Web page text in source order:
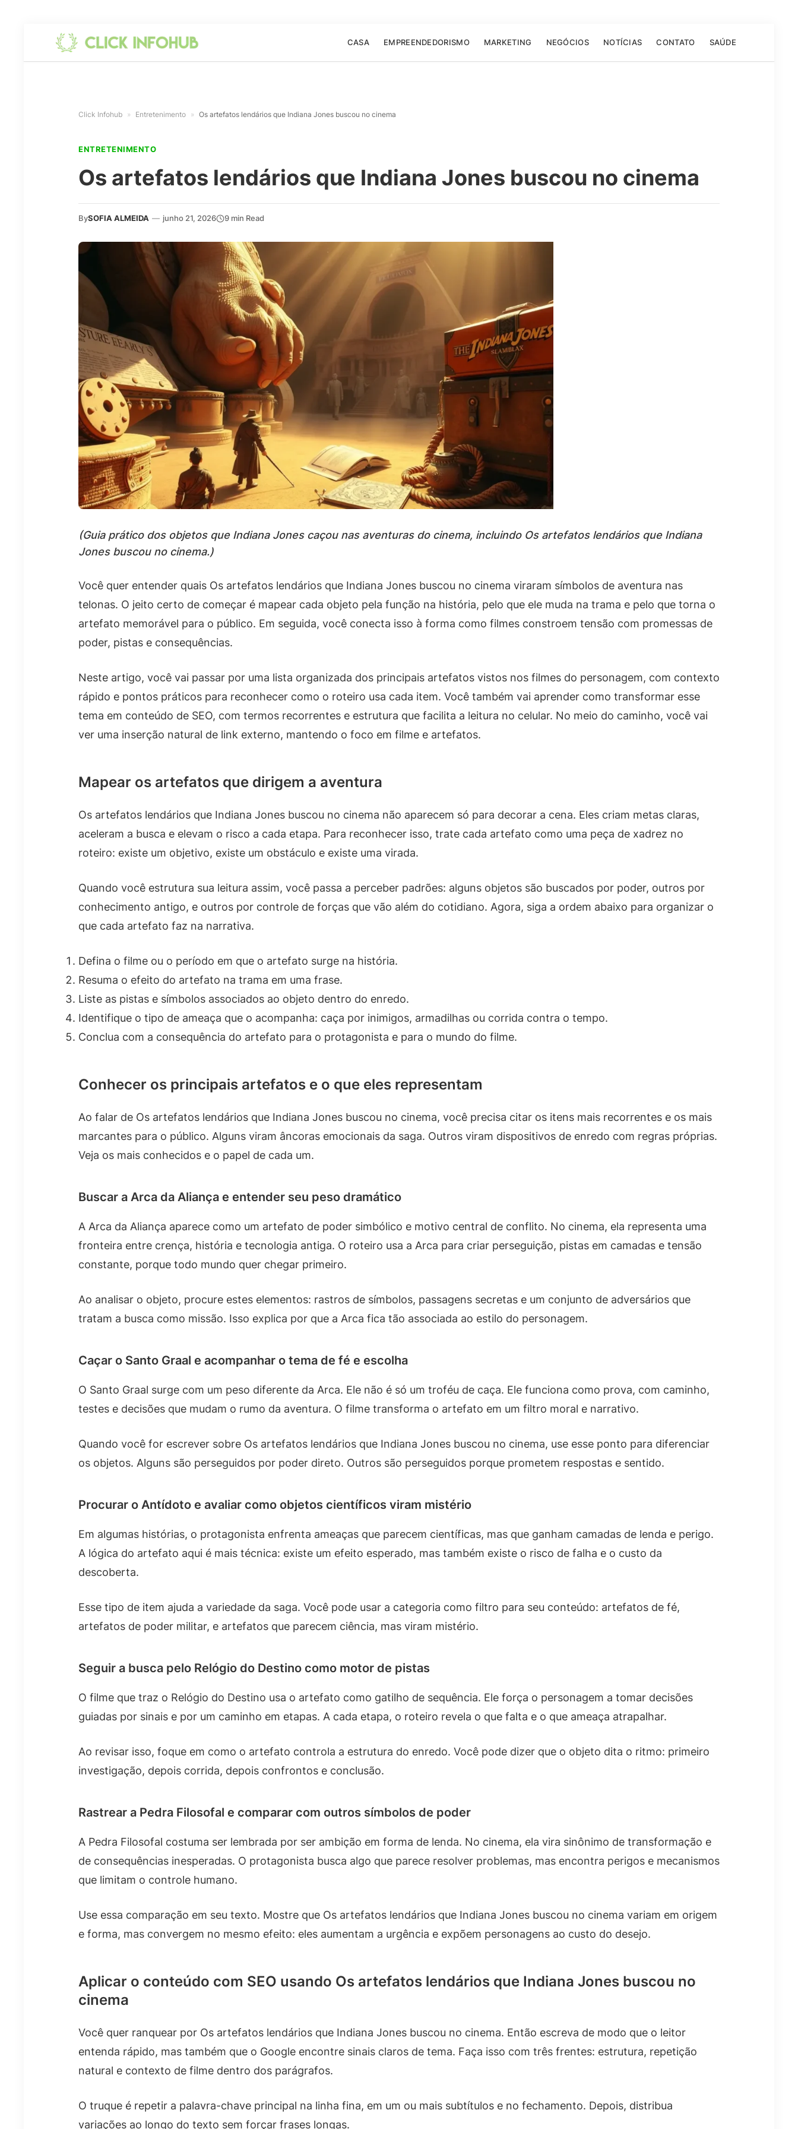
CASA EMPREENDEDORISMO MARKETING NEGÓCIOS NOTÍCIAS CONTATO SAÚDE
Click Infohub » Entretenimento » Os artefatos lendários que Indiana Jones buscou no cinema
ENTRETENIMENTO
Os artefatos lendários que Indiana Jones buscou no cinema
BySOFIA ALMEIDA — junho 21, 2026 9 min Read
(Guia prático dos objetos que Indiana Jones caçou nas aventuras do cinema, incluindo Os artefatos lendários que Indiana
Jones buscou no cinema.)
Você quer entender quais Os artefatos lendários que Indiana Jones buscou no cinema viraram símbolos de aventura nas
telonas. O jeito certo de começar é mapear cada objeto pela função na história, pelo que ele muda na trama e pelo que torna o
artefato memorável para o público. Em seguida, você conecta isso à forma como filmes constroem tensão com promessas de
poder, pistas e consequências.
Neste artigo, você vai passar por uma lista organizada dos principais artefatos vistos nos filmes do personagem, com contexto
rápido e pontos práticos para reconhecer como o roteiro usa cada item. Você também vai aprender como transformar esse
tema em conteúdo de SEO, com termos recorrentes e estrutura que facilita a leitura no celular. No meio do caminho, você vai
ver uma inserção natural de link externo, mantendo o foco em filme e artefatos.
Mapear os artefatos que dirigem a aventura
Os artefatos lendários que Indiana Jones buscou no cinema não aparecem só para decorar a cena. Eles criam metas claras,
aceleram a busca e elevam o risco a cada etapa. Para reconhecer isso, trate cada artefato como uma peça de xadrez no
roteiro: existe um objetivo, existe um obstáculo e existe uma virada.
Quando você estrutura sua leitura assim, você passa a perceber padrões: alguns objetos são buscados por poder, outros por
conhecimento antigo, e outros por controle de forças que vão além do cotidiano. Agora, siga a ordem abaixo para organizar o
que cada artefato faz na narrativa.
Defina o filme ou o período em que o artefato surge na história.
Resuma o efeito do artefato na trama em uma frase.
Liste as pistas e símbolos associados ao objeto dentro do enredo.
Identifique o tipo de ameaça que o acompanha: caça por inimigos, armadilhas ou corrida contra o tempo.
Conclua com a consequência do artefato para o protagonista e para o mundo do filme.
Conhecer os principais artefatos e o que eles representam
Ao falar de Os artefatos lendários que Indiana Jones buscou no cinema, você precisa citar os itens mais recorrentes e os mais
marcantes para o público. Alguns viram âncoras emocionais da saga. Outros viram dispositivos de enredo com regras próprias.
Veja os mais conhecidos e o papel de cada um.
Buscar a Arca da Aliança e entender seu peso dramático
A Arca da Aliança aparece como um artefato de poder simbólico e motivo central de conflito. No cinema, ela representa uma
fronteira entre crença, história e tecnologia antiga. O roteiro usa a Arca para criar perseguição, pistas em camadas e tensão
constante, porque todo mundo quer chegar primeiro.
Ao analisar o objeto, procure estes elementos: rastros de símbolos, passagens secretas e um conjunto de adversários que
tratam a busca como missão. Isso explica por que a Arca fica tão associada ao estilo do personagem.
Caçar o Santo Graal e acompanhar o tema de fé e escolha
O Santo Graal surge com um peso diferente da Arca. Ele não é só um troféu de caça. Ele funciona como prova, com caminho,
testes e decisões que mudam o rumo da aventura. O filme transforma o artefato em um filtro moral e narrativo.
Quando você for escrever sobre Os artefatos lendários que Indiana Jones buscou no cinema, use esse ponto para diferenciar
os objetos. Alguns são perseguidos por poder direto. Outros são perseguidos porque prometem respostas e sentido.
Procurar o Antídoto e avaliar como objetos científicos viram mistério
Em algumas histórias, o protagonista enfrenta ameaças que parecem científicas, mas que ganham camadas de lenda e perigo.
A lógica do artefato aqui é mais técnica: existe um efeito esperado, mas também existe o risco de falha e o custo da
descoberta.
Esse tipo de item ajuda a variedade da saga. Você pode usar a categoria como filtro para seu conteúdo: artefatos de fé,
artefatos de poder militar, e artefatos que parecem ciência, mas viram mistério.
Seguir a busca pelo Relógio do Destino como motor de pistas
O filme que traz o Relógio do Destino usa o artefato como gatilho de sequência. Ele força o personagem a tomar decisões
guiadas por sinais e por um caminho em etapas. A cada etapa, o roteiro revela o que falta e o que ameaça atrapalhar.
Ao revisar isso, foque em como o artefato controla a estrutura do enredo. Você pode dizer que o objeto dita o ritmo: primeiro
investigação, depois corrida, depois confrontos e conclusão.
Rastrear a Pedra Filosofal e comparar com outros símbolos de poder
A Pedra Filosofal costuma ser lembrada por ser ambição em forma de lenda. No cinema, ela vira sinônimo de transformação e
de consequências inesperadas. O protagonista busca algo que parece resolver problemas, mas encontra perigos e mecanismos
que limitam o controle humano.
Use essa comparação em seu texto. Mostre que Os artefatos lendários que Indiana Jones buscou no cinema variam em origem
e forma, mas convergem no mesmo efeito: eles aumentam a urgência e expõem personagens ao custo do desejo.
Aplicar o conteúdo com SEO usando Os artefatos lendários que Indiana Jones buscou no
cinema
Você quer ranquear por Os artefatos lendários que Indiana Jones buscou no cinema. Então escreva de modo que o leitor
entenda rápido, mas também que o Google encontre sinais claros de tema. Faça isso com três frentes: estrutura, repetição
natural e contexto de filme dentro dos parágrafos.
O truque é repetir a palavra-chave principal na linha fina, em um ou mais subtítulos e no fechamento. Depois, distribua
variações ao longo do texto sem forçar frases longas.